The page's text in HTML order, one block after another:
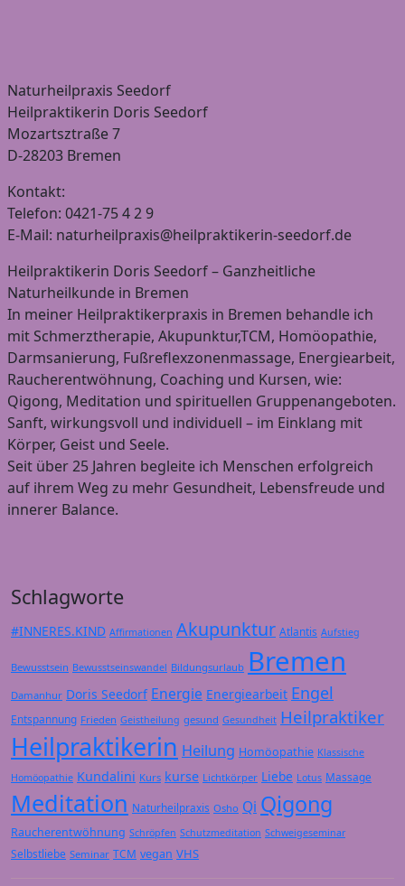
Naturheilpraxis Seedorf
Heilpraktikerin Doris Seedorf
Mozartsztraße 7
D-28203 Bremen
Kontakt:
Telefon: 0421-75 4 2 9
E-Mail: naturheilpraxis@heilpraktikerin-seedorf.de
Heilpraktikerin Doris Seedorf – Ganzheitliche
Naturheilkunde in Bremen
In meiner Heilpraktikerpraxis in Bremen behandle ich
mit Schmerztherapie, Akupunktur,TCM, Homöopathie,
Darmsanierung, Fußreflexzonenmassage, Energiearbeit,
Raucherentwöhnung, Coaching und Kursen, wie:
Qigong, Meditation und spirituellen Gruppenangeboten.
Sanft, wirkungsvoll und individuell – im Einklang mit
Körper, Geist und Seele.
Seit über 25 Jahren begleite ich Menschen erfolgreich
auf ihrem Weg zu mehr Gesundheit, Lebensfreude und
innerer Balance.
Schlagworte
#INNERES.KIND Affirmationen Akupunktur Atlantis Aufstieg
Bewusstsein Bewusstseinswandel Bildungsurlaub Bremen
Damanhur Doris Seedorf Energie Energiearbeit Engel
Entspannung Frieden Geistheilung gesund Gesundheit Heilpraktiker
Heilpraktikerin Heilung Homöopathie Klassische
Homöopathie Kundalini Kurs kurse Lichtkörper Liebe Lotus Massage
Meditation Naturheilpraxis Osho Qi Qigong
Raucherentwöhnung Schröpfen Schutzmeditation Schweigeseminar
Selbstliebe Seminar TCM vegan VHS